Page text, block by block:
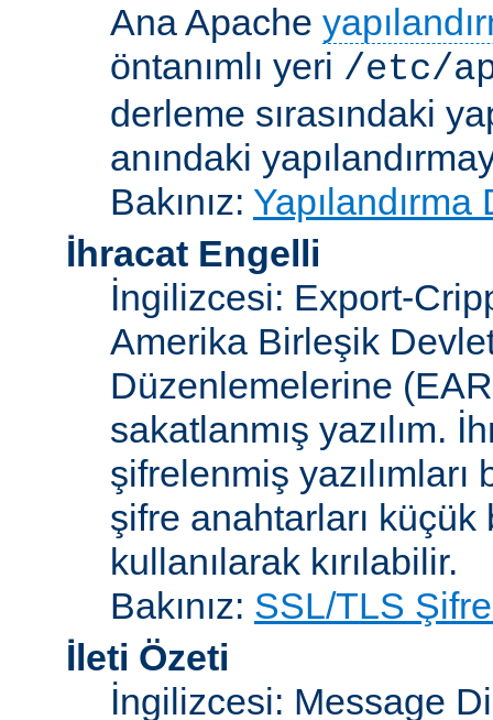
Ana Apache
öntanımlı yeri /etc/
derleme sırasındaki
anındaki
Bakınız: Yapılandırma
İhracat Engelli
İngilizcesi: Export-
Amerika Birleşik
Düzenlemelerine
sakatlanmış yazılım.
şifrelenmiş
şifre anahtarları
kullanılarak kırılabilir.
Bakınız: SSL/TLS
İleti Özeti
İngilizcesi: Message